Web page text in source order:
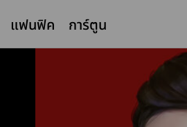
แฟนฟิค การ์ตูน